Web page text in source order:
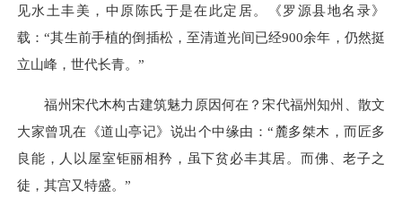
见水土丰美，中原陈氏于是在此定居。《罗源县地名录》
载：“其生前手植的倒插松，至清道光间已经900余年，仍然挺
立山峰，世代长青。”
福州宋代木构古建筑魅力原因何在？宋代福州知州、散文
大家曾巩在《道山亭记》说出个中缘由：“麓多桀木，而匠多
良能，人以屋室钜丽相矜，虽下贫必丰其居。而佛、老子之
徒，其宫又特盛。”